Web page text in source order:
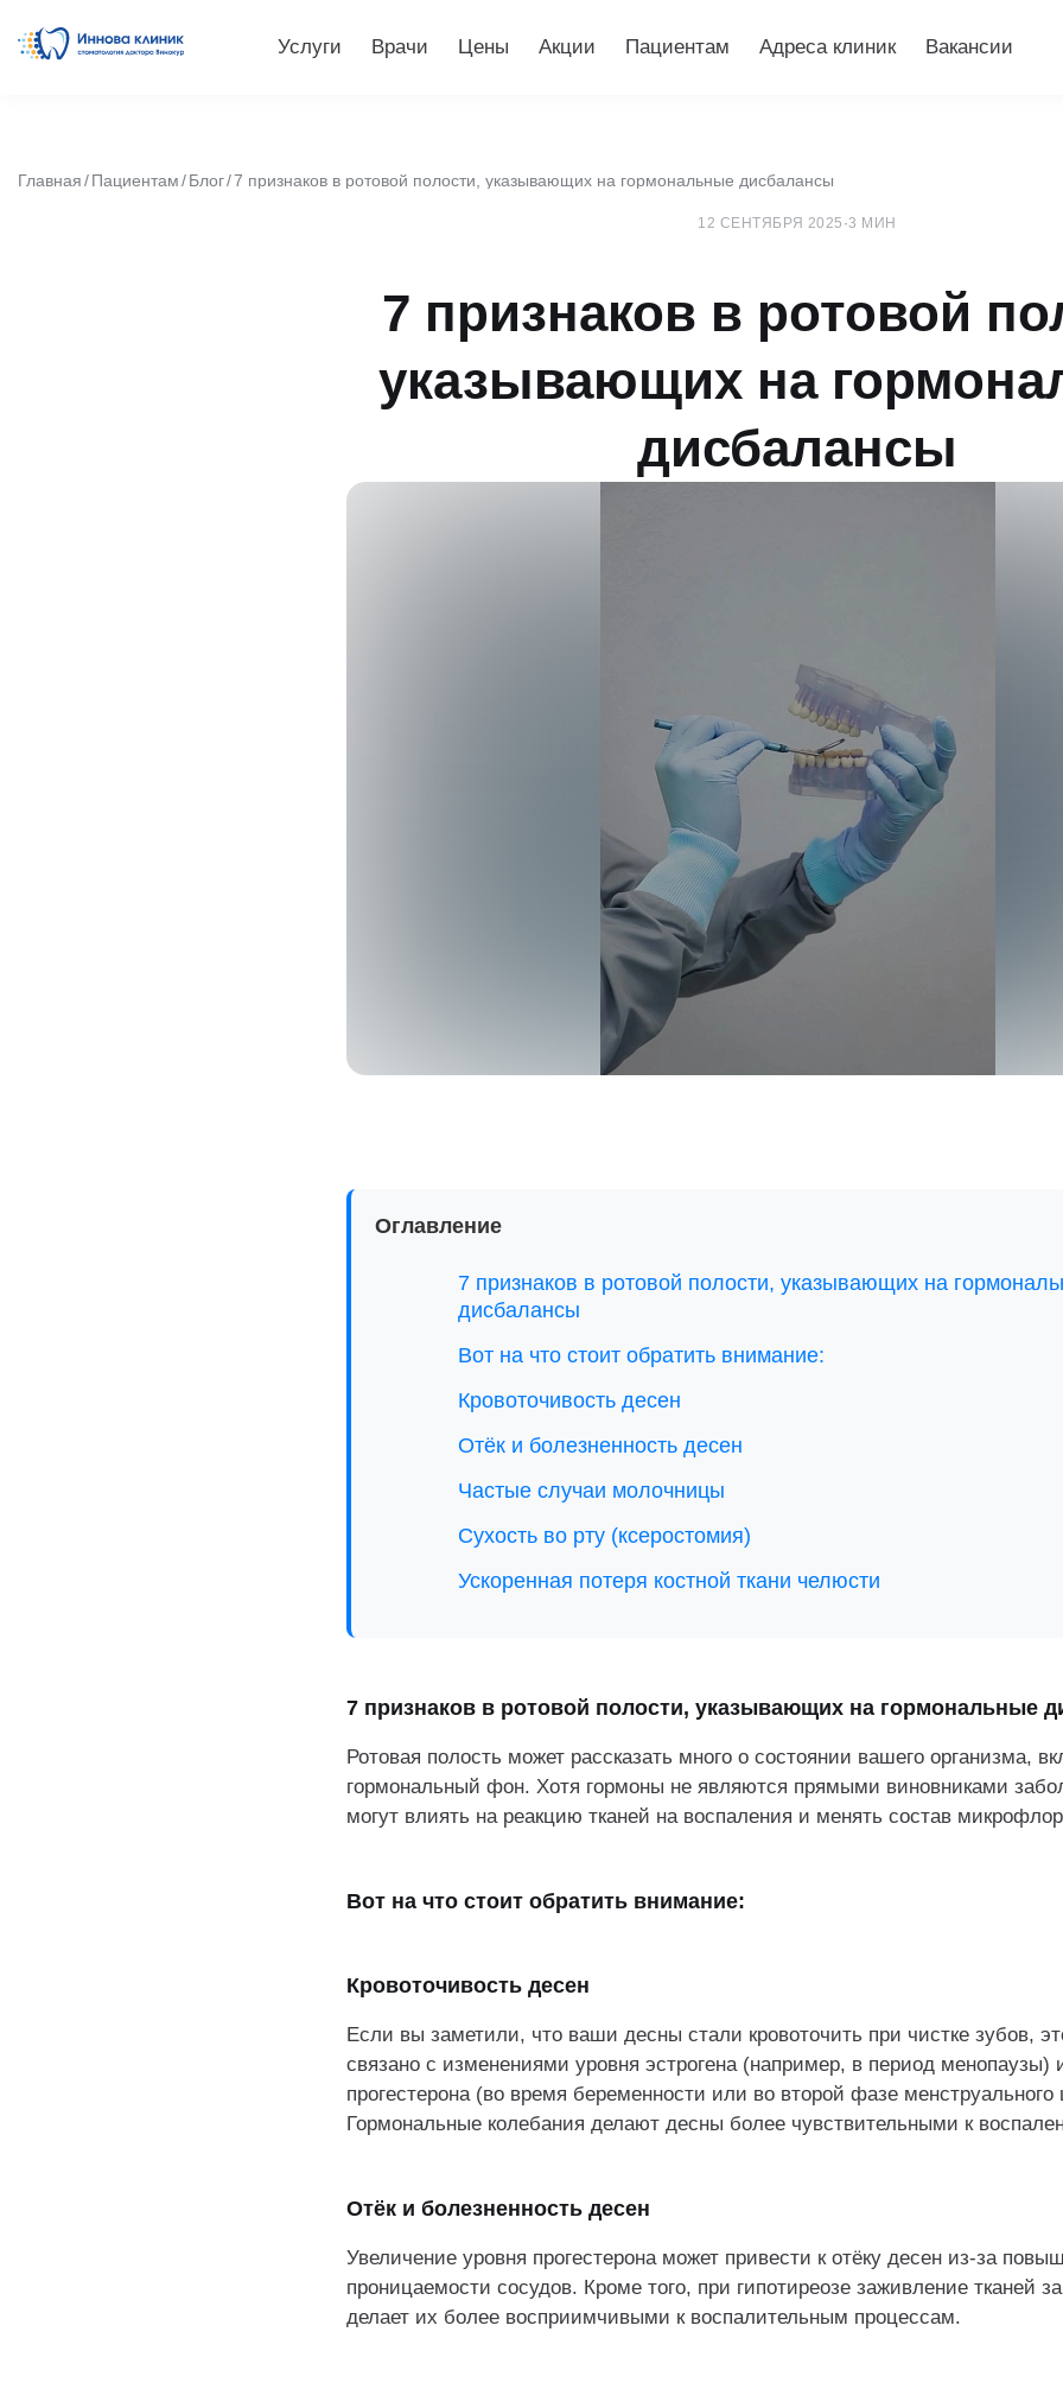
Услуги Врачи Цены Акции Пациентам Адреса клиник Вакансии
Главная Пациентам Блог 7 признаков в ротовой полости, указывающих на гормональные дисбалансы
12 СЕНТЯБРЯ 2025 ·3 МИН
7 признаков в ротовой
указывающих на
дисбалансы
Оглавление
7 признаков в ротовой полости, указывающих на
дисбалансы
Вот на что стоит обратить внимание:
Кровоточивость десен
Отёк и болезненность десен
Частые случаи молочницы
Сухость во рту (ксеростомия)
Ускоренная потеря костной ткани челюсти
Важно помнить
7 признаков в ротовой полости, указывающих на гормональные
Ротовая полость может рассказать много о состоянии вашего организма,
гормональный фон. Хотя гормоны не являются прямыми виновниками
могут влиять на реакцию тканей на воспаления и менять состав
Вот на что стоит обратить внимание:
Кровоточивость десен
Если вы заметили, что ваши десны стали кровоточить при чистке зубов,
связано с изменениями уровня эстрогена (например, в период
прогестерона (во время беременности или во второй фазе менструального
Гормональные колебания делают десны более чувствительными к
Отёк и болезненность десен
Увеличение уровня прогестерона может привести к отёку десен из-за
проницаемости сосудов. Кроме того, при гипотиреозе заживление тканей
делает их более восприимчивыми к воспалительным процессам.